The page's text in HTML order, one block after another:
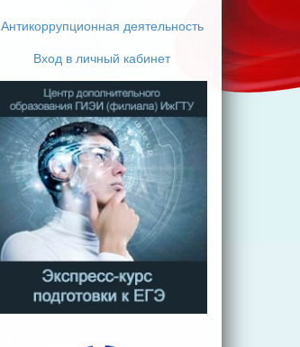
Антикоррупционная деятельность
Вход в личный кабинет